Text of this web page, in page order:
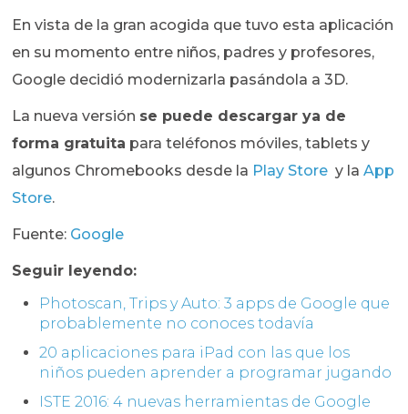
En vista de la gran acogida que tuvo esta aplicación
en su momento entre niños, padres y profesores,
Google decidió modernizarla pasándola a 3D.
La nueva versión se puede descargar ya de
forma gratuita para teléfonos móviles, tablets y
algunos Chromebooks desde la Play Store y laApp
Store.
Fuente: Google
Seguir leyendo:
Photoscan, Trips y Auto: 3 apps de Google que
probablemente no conoces todavía
20 aplicaciones para iPad con las que los
niños pueden aprender a programar jugando
ISTE 2016: 4 nuevas herramientas de Google